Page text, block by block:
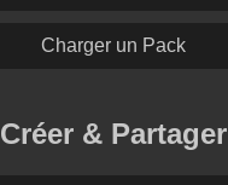
Charger un Pack
Créer & Partager